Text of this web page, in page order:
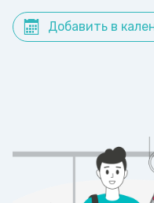
Добавить в